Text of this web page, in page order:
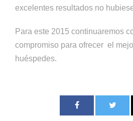
excelentes resultados no
Para este 2015 continuaremos
compromiso para ofrecer el
huéspedes.